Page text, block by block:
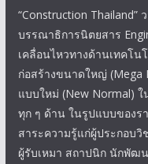
“Construction Thailand”
บรรณาธิการนิตยสาร
เคลื่อนไหวทางด้านเทคโน
ก่อสร้างขนาดใหญ่ (Mega
แบบใหม่ (New Normal)
ทุก ๆ ด้าน ในรูปแบบของร
สาระความรู้แก่ผู้ประกอบ
ผู้รับเหมา สถาปนิก นักพัฒ